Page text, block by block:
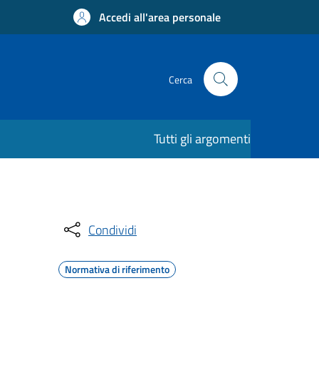
Accedi all'area personale
Cerca
Tutti gli argomenti
Condividi
Normativa di riferimento